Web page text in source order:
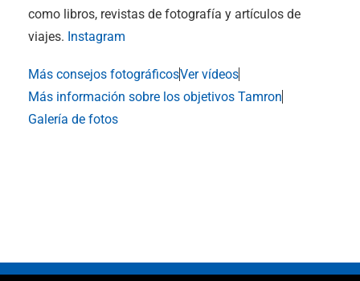
como libros, revistas de fotografía y artículos de
viajes. Instagram
Más consejos fotográficosVer vídeos
Más información sobre los objetivos Tamron
Galería de fotos